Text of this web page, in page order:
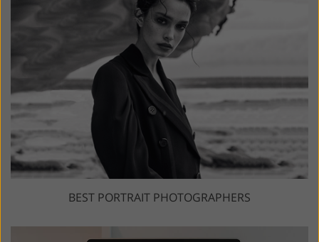
BEST PORTRAIT PHOTOGRAPHERS